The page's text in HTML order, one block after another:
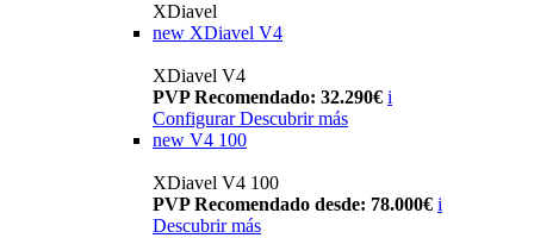
XDiavel
new XDiavel V4
XDiavel V4
PVP Recomendado: 32.290€ i
Configurar Descubrir más
new V4 100
XDiavel V4 100
PVP Recomendado desde: 78.000€ i
Descubrir más